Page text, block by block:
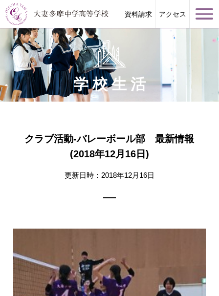
資料請求 アクセス
学校案内
学校生活
クラブ活動-バレーボール部 最新情報
(2018年12月16日)
更新日時：2018年12月16日